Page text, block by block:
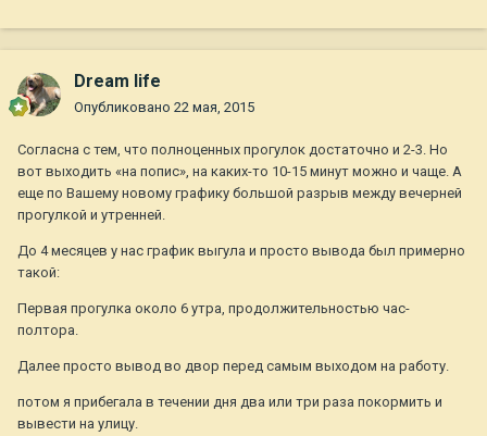
Dream life
Опубликовано 22 мая, 2015
Согласна с тем, что полноценных прогулок достаточно и 2-3. Но
вот выходить «на попис», на каких-то 10-15 минут можно и чаще. А
еще по Вашему новому графику большой разрыв между вечерней
прогулкой и утренней.
До 4 месяцев у нас график выгула и просто вывода был примерно
такой:
Первая прогулка около 6 утра, продолжительностью час-
полтора.
Далее просто вывод во двор перед самым выходом на работу.
потом я прибегала в течении дня два или три раза покормить и
вывести на улицу.